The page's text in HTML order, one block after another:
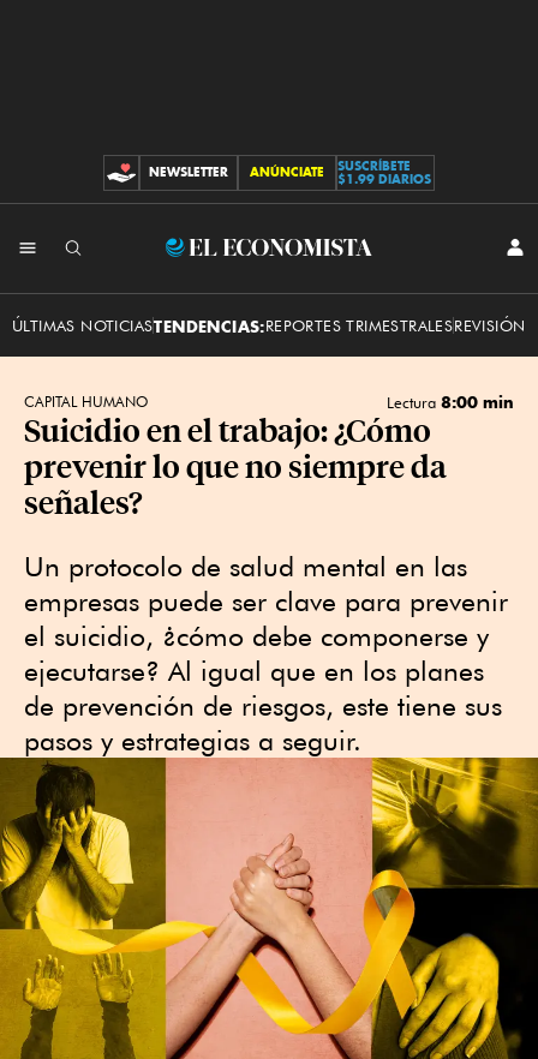
CONTRIBUCIONES
NEWSLETTER ANÚNCIATE
SUSCRÍBETE
$1.99 DIARIOS
El
ÚLTIMAS NOTICIASTENDENCIAS:REPORTES TRIMESTRALESREVISIÓN
CAPITAL HUMANO Lectura 8:00 min
Suicidio en el trabajo: ¿Cómo
prevenir lo que no siempre da
señales?
Un protocolo de salud mental en las
empresas puede ser clave para prevenir
el suicidio, ¿cómo debe componerse y
ejecutarse? Al igual que en los planes
de prevención de riesgos, este tiene sus
pasos y estrategias a seguir.